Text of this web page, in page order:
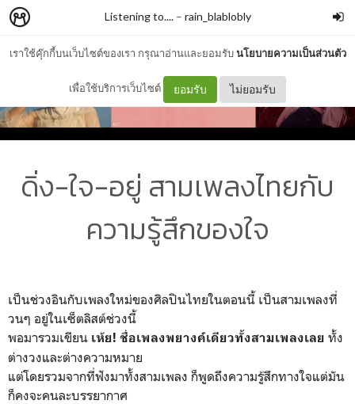
เราใช้คุ๊กกี้บนเว็บไซต์ของเรา กรุณาอ่านและยอมรับนโยบายความเป็นส่วนตัว
เพื่อใช้บริการเว็บไซต์ ยอมรับ ไม่ยอมรับ
Listening to....– rain_blablobly
ดิ่ง-ใจ-อยู่ สามเพลงไทยกับ
ความรู้สึกของใจ
เป็นช่วงอินกับเพลงใหม่ของศิลปินไทยในตอนนี้ เป็นสามเพลงที่
วนๆ อยู่ในเซ็ตลิสต์ช่วงนี้
พอมารวมเขียน เห้ย! ชื่อเพลงพยางค์เดียวทั้งสามเพลงเลย ทั้ง
ต่างวงและต่างความหมาย
แต่โดยรวมจากที่ฟังมาทั้งสามเพลง ก็พูดถึงความรู้สึกทางใจแต่มัน
ก็คงจะคนละบรรยากาศ